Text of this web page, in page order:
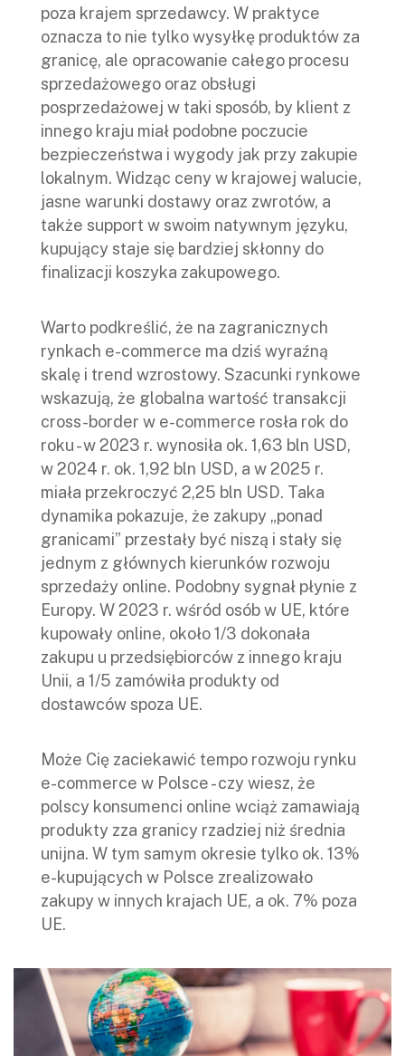
poza krajem sprzedawcy. W praktyce
oznacza to nie tylko wysyłkę produktów za
granicę, ale opracowanie całego procesu
sprzedażowego oraz obsługi
posprzedażowej w taki sposób, by klient z
innego kraju miał podobne poczucie
bezpieczeństwa i wygody jak przy zakupie
lokalnym. Widząc ceny w krajowej walucie,
jasne warunki dostawy oraz zwrotów, a
także support w swoim natywnym języku,
kupujący staje się bardziej skłonny do
finalizacji koszyka zakupowego.
Warto podkreślić, że na zagranicznych
rynkach e-commerce ma dziś wyraźną
skalę i trend wzrostowy. Szacunki rynkowe
wskazują, że globalna wartość transakcji
cross-border w e-commerce rosła rok do
roku - w 2023 r. wynosiła ok. 1,63 bln USD,
w 2024 r. ok. 1,92 bln USD, a w 2025 r.
miała przekroczyć 2,25 bln USD. Taka
dynamika pokazuje, że zakupy „ponad
granicami” przestały być niszą i stały się
jednym z głównych kierunków rozwoju
sprzedaży online. Podobny sygnał płynie z
Europy. W 2023 r. wśród osób w UE, które
kupowały online, około 1/3 dokonała
zakupu u przedsiębiorców z innego kraju
Unii, a 1/5 zamówiła produkty od
dostawców spoza UE.
Może Cię zaciekawić tempo rozwoju rynku
e-commerce w Polsce - czy wiesz, że
polscy konsumenci online wciąż zamawiają
produkty zza granicy rzadziej niż średnia
unijna. W tym samym okresie tylko ok. 13%
e-kupujących w Polsce zrealizowało
zakupy w innych krajach UE, a ok. 7% poza
UE.